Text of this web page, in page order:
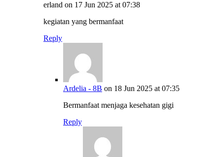
erland on 17 Jun 2025 at 07:38
kegiatan yang bermanfaat
Reply
Ardelia - 8B on 18 Jun 2025 at 07:35
Bermanfaat menjaga kesehatan gigi
Reply